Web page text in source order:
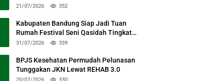
Presiden 2026 Sabtu Mendatang
21/07/2026 352
Kabupaten Bandung Siap Jadi Tuan
Rumah Festival Seni Qasidah Tingkat
Nasional
31/07/2026 339
BPJS Kesehatan Permudah Pelunasan
Tunggakan JKN Lewat REHAB 3.0
20/07/2026 330